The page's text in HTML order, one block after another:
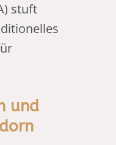
stuft
und